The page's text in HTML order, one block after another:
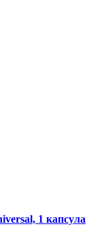
1 капсула